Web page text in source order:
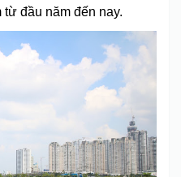
từ đầu năm đến nay.